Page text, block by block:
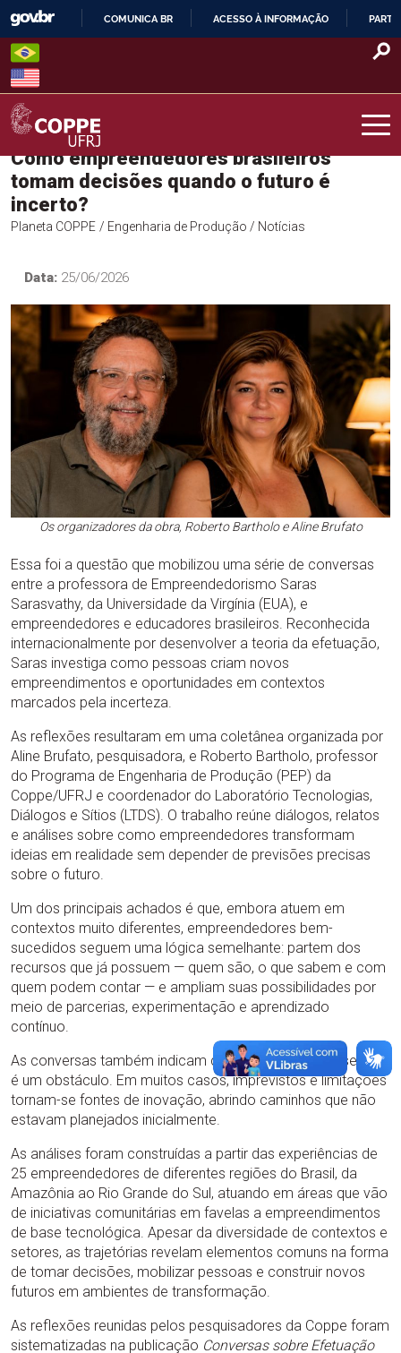
Skip
content
O
COMUNICA BR ACESSO À INFORMAÇÃO
COPPE – UFRJ
Como empreendedores brasileiros
tomam decisões quando o futuro é
incerto?
Planeta COPPE / Engenharia de Produção / Notícias
Data: 25/06/2026
Os organizadores da obra, Roberto Bartholo e Aline Brufato
Essa foi a questão que mobilizou uma série de conversas
entre a professora de Empreendedorismo Saras
Sarasvathy, da Universidade da Virgínia (EUA), e
empreendedores e educadores brasileiros. Reconhecida
internacionalmente por desenvolver a teoria da efetuação,
Saras investiga como pessoas criam novos
empreendimentos e oportunidades em contextos
marcados pela incerteza.
As reflexões resultaram em uma coletânea organizada por
Aline Brufato, pesquisadora, e Roberto Bartholo, professor
do Programa de Engenharia de Produção (PEP) da
Coppe/UFRJ e coordenador do Laboratório Tecnologias,
Diálogos e Sítios (LTDS). O trabalho reúne diálogos, relatos
e análises sobre como empreendedores transformam
ideias em realidade sem depender de previsões precisas
sobre o futuro.
Um dos principais achados é que, embora atuem em
contextos muito diferentes, empreendedores bem-
sucedidos seguem uma lógica semelhante: partem dos
recursos que já possuem — quem são, o que sabem e com
quem podem contar — e ampliam suas possibilidades por
meio de parcerias, experimentação e aprendizado
contínuo.
As conversas também indicam que a incerteza nem sempre
é um obstáculo. Em muitos casos, imprevistos e limitações
tornam-se fontes de inovação, abrindo caminhos que não
estavam planejados inicialmente.
As análises foram construídas a partir das experiências de
25 empreendedores de diferentes regiões do Brasil, da
Amazônia ao Rio Grande do Sul, atuando em áreas que vão
de iniciativas comunitárias em favelas a empreendimentos
de base tecnológica. Apesar da diversidade de contextos e
setores, as trajetórias revelam elementos comuns na forma
de tomar decisões, mobilizar pessoas e construir novos
futuros em ambientes de transformação.
As reflexões reunidas pelos pesquisadores da Coppe foram
sistematizadas na publicação Conversas sobre Efetuação